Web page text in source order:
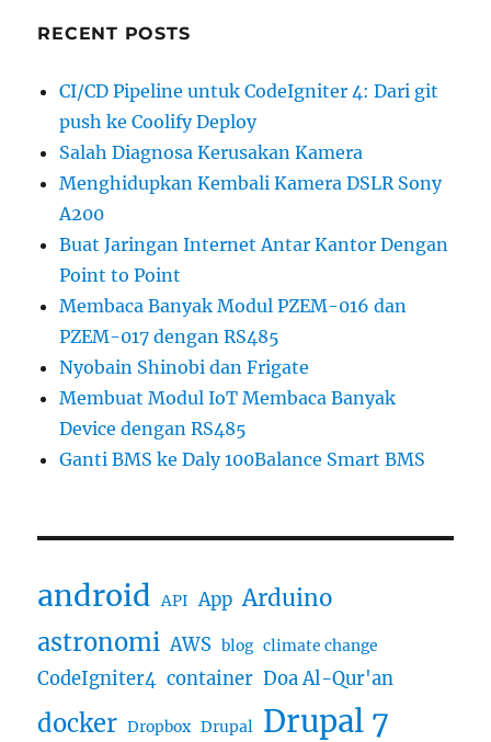
RECENT POSTS
CI/CD Pipeline untuk CodeIgniter 4: Dari git
push ke Coolify Deploy
Salah Diagnosa Kerusakan Kamera
Menghidupkan Kembali Kamera DSLR Sony
A200
Buat Jaringan Internet Antar Kantor Dengan
Point to Point
Membaca Banyak Modul PZEM-016 dan
PZEM-017 dengan RS485
Nyobain Shinobi dan Frigate
Membuat Modul IoT Membaca Banyak
Device dengan RS485
Ganti BMS ke Daly 100Balance Smart BMS
android API App Arduino
astronomi AWS blog climate change
CodeIgniter4 container Doa Al-Qur'an
docker Dropbox Drupal Drupal 7